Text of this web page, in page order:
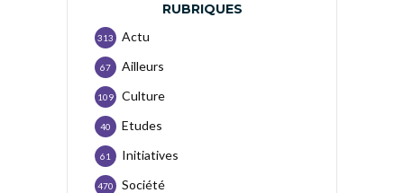
RUBRIQUES
Actu
313
Ailleurs
67
Culture
109
Etudes
40
Initiatives
61
Société
470